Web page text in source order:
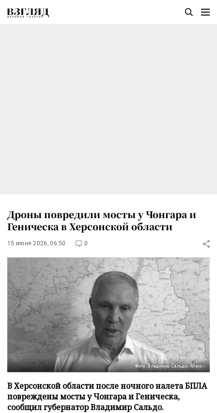
Дроны повредили мосты у Чонгара и
Геническа в Херсонской области
15 июня 2026, 06:50 0
Фото: Владимир Сальдо/«Макс»
В Херсонской области после ночного налета БПЛА
повреждены мосты у Чонгара и Геническа,
сообщил губернатор Владимир Сальдо.